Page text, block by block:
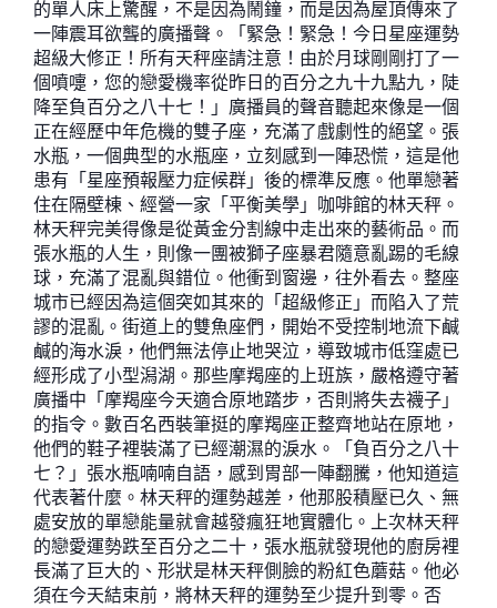
的單人床上驚醒，不是因為鬧鐘，而是因為屋頂傳來了
一陣震耳欲聾的廣播聲。「緊急！緊急！今日星座運勢
超級大修正！所有天秤座請注意！由於月球剛剛打了一
個噴嚏，您的戀愛機率從昨日的百分之九十九點九，陡
降至負百分之八十七！」廣播員的聲音聽起來像是一個
正在經歷中年危機的雙子座，充滿了戲劇性的絕望。張
水瓶，一個典型的水瓶座，立刻感到一陣恐慌，這是他
患有「星座預報壓力症候群」後的標準反應。他單戀著
住在隔壁棟、經營一家「平衡美學」咖啡館的林天秤。
林天秤完美得像是從黃金分割線中走出來的藝術品。而
張水瓶的人生，則像一團被獅子座暴君隨意亂踢的毛線
球，充滿了混亂與錯位。他衝到窗邊，往外看去。整座
城市已經因為這個突如其來的「超級修正」而陷入了荒
謬的混亂。街道上的雙魚座們，開始不受控制地流下鹹
鹹的海水淚，他們無法停止地哭泣，導致城市低窪處已
經形成了小型潟湖。那些摩羯座的上班族，嚴格遵守著
廣播中「摩羯座今天適合原地踏步，否則將失去襪子」
的指令。數百名西裝筆挺的摩羯座正整齊地站在原地，
他們的鞋子裡裝滿了已經潮濕的淚水。「負百分之八十
七？」張水瓶喃喃自語，感到胃部一陣翻騰，他知道這
代表著什麼。林天秤的運勢越差，他那股積壓已久、無
處安放的單戀能量就會越發瘋狂地實體化。上次林天秤
的戀愛運勢跌至百分之二十，張水瓶就發現他的廚房裡
長滿了巨大的、形狀是林天秤側臉的粉紅色蘑菇。他必
須在今天結束前，將林天秤的運勢至少提升到零。否